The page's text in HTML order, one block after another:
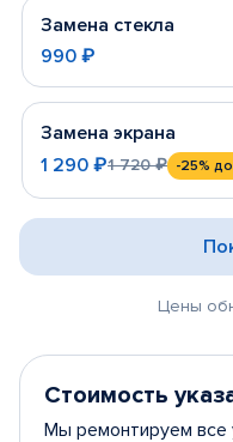
Замена стекла
990 ₽
Замена экрана
1 290 ₽1 720 ₽ -25% до
Цены
Стоимость
Мы ремонтируем все